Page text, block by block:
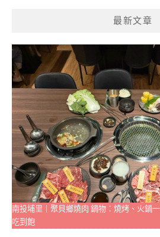
最新文章
南投埔里｜聚貝鄉燒肉 鍋物：燒烤、火鍋
吃到飽